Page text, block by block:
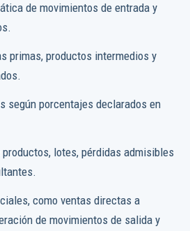
de movimientos de entrada y
primas, productos intermedios y
según porcentajes declarados en
lotes, pérdidas admisibles
como ventas directas a
de movimientos de salida y